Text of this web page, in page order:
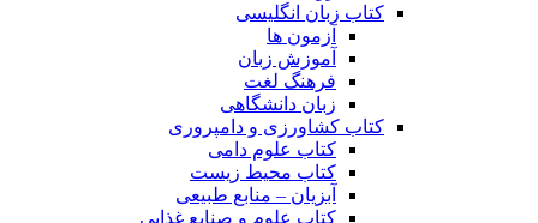
کتاب زبان انگلیسی
آزمون ها
آموزش زبان
فرهنگ لغت
زبان دانشگاهی
کتاب کشاورزی و دامپروری
کتاب علوم دامی
کتاب محیط زیست
آبزیان – منابع طبیعی
کتاب علوم و صنایع غذایی